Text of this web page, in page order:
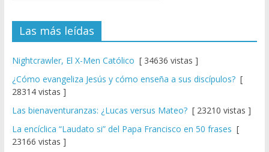
Las más leídas
Nightcrawler, El X-Men Católico [ 34636 vistas ]
¿Cómo evangeliza Jesús y cómo enseña a sus discípulos?[
28314 vistas ]
Las bienaventuranzas: ¿Lucas versus Mateo?[ 23210 vistas ]
La encíclica “Laudato si” del Papa Francisco en 50 frases [
23166 vistas ]